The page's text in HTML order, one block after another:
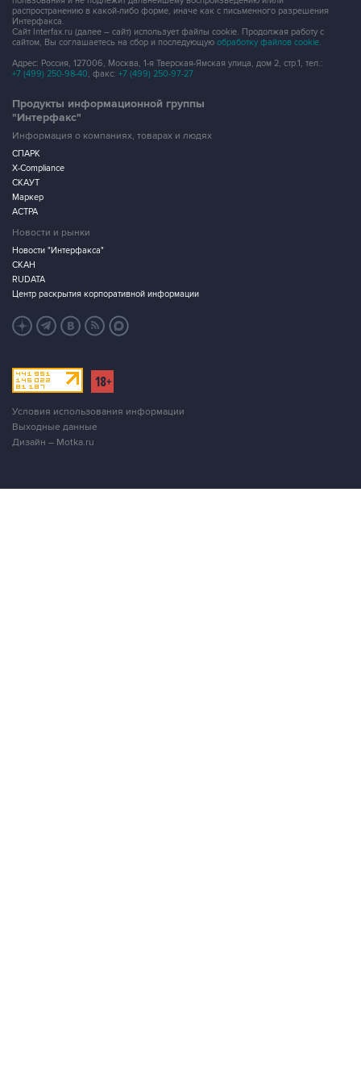
распространению в какой-либо форме, иначе как с письменного разрешения
Интерфакса.
Сайт Interfax.ru (далее – сайт) использует файлы cookie. Продолжая работу с
сайтом, Вы соглашаетесь на сбор и последующую обработку файлов cookie
Адрес: Россия, 127006, Москва, 1-я Тверская-Ямская улица, дом 2, стр.1, тел.:
+7 (499) 250-98-40 , факс: +7 (499) 250-97-27
Продукты информационной группы
"Интерфакс"
Информация о компаниях, товарах и людях
СПАРК
X-Compliance
СКАУТ
Маркер
АСТРА
Новости и рынки
Новости "Интерфакса"
СКАН
RUDATA
Центр раскрытия корпоративной информации
Условия использования информации
Выходные данные
Дизайн – Motka.ru